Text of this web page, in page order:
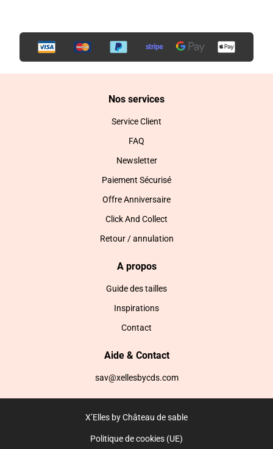
Nos services
Service Client
FAQ
Newsletter
Paiement Sécurisé
Offre Anniversaire
Click And Collect
Retour / annulation
A propos
Guide des tailles
Inspirations
Contact
Aide & Contact
sav@xellesbycds.com
X’Elles by Château de sable
Politique de cookies (UE)